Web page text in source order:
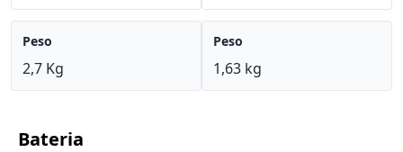
Peso
2,7 Kg
Peso
1,63 kg
Bateria